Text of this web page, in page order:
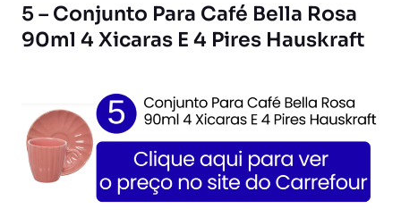
5 – Conjunto Para Café Bella Rosa
90ml 4 Xicaras E 4 Pires Hauskraft